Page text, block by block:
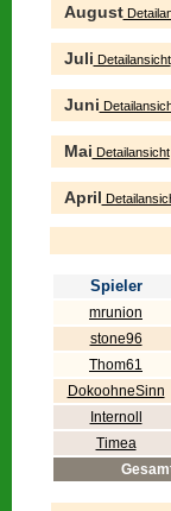
August
Juli Detailansicht
Juni
Mai Detailansicht
April
Spieler
mrunion
stone96
Thom61
DokoohneSinn
Internoll
Timea